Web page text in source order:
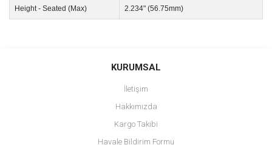
Height - Seated (Max) 2.234" (56.75mm)
Bu ürüne ilk yorumu siz yapın!
Ürün resmi kalitesiz, bozuk veya görüntülenemiyor.
Ürün açıklamasında eksik bilgiler bulunuyor.
KURUMSAL
İletişim
Hakkımızda
Kargo Takibi
Havale Bildirim Formu